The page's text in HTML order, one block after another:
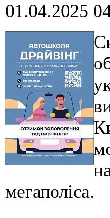
01.04.2025
мегаполіса.